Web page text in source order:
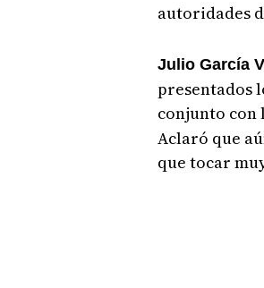
autoridades
Julio García
presentados
conjunto con
Aclaró que
que tocar